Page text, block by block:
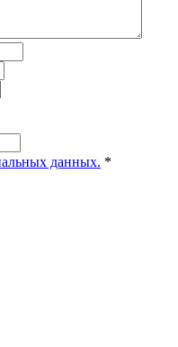
данных. *